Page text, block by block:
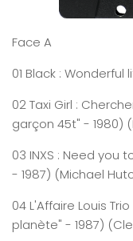
Face A
01 Black : Wonderful
02Taxi Girl :
garçon 45t" - 1980)
03 INXS : Need you
- 1987) (Michael
04 L'Affaire Louis
planète" - 1987)